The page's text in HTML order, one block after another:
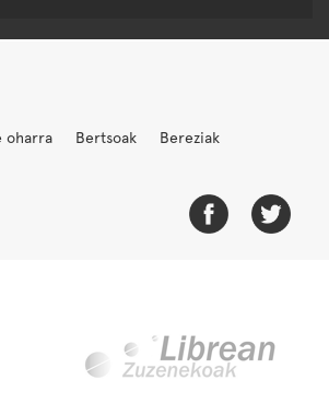
oharra Bertsoak
Bereziak